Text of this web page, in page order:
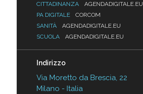
CITTADINANZA
AGENDADIGITALE.EU
PA DIGITALE
CORCOM
SANITÀ
AGENDADIGITALE.EU
SCUOLA
AGENDADIGITALE.EU
Indirizzo
Via Moretto da Brescia, 22
Milano - Italia